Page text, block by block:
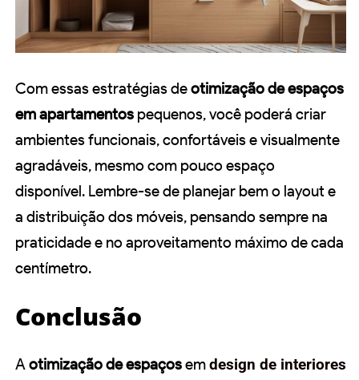
Com essas estratégias deotimização de espaços
em apartamentos pequenos, você poderá criar
ambientes funcionais, confortáveis e visualmente
agradáveis, mesmo com pouco espaço
disponível. Lembre-se de planejar bem o layout e
a distribuição dos móveis, pensando sempre na
praticidade e no aproveitamento máximo de cada
centímetro.
Conclusão
Aotimização de espaçosemdesign de interiores